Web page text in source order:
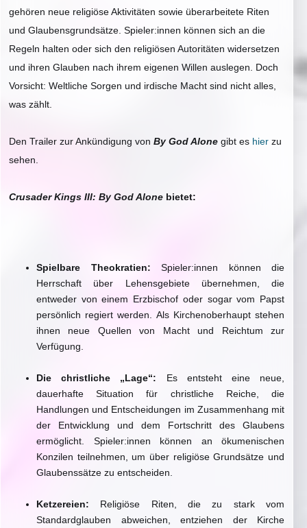
gehören neue religiöse Aktivitäten sowie überarbeitete Riten
und Glaubensgrundsätze. Spieler:innen können sich an die
Regeln halten oder sich den religiösen Autoritäten widersetzen
und ihren Glauben nach ihrem eigenen Willen auslegen. Doch
Vorsicht: Weltliche Sorgen und irdische Macht sind nicht alles,
was zählt.
Den Trailer zur Ankündigung von By God Alone gibt es hier zu
sehen.
Crusader Kings III: By God Alone bietet:
Spielbare Theokratien: Spieler:innen können die
Herrschaft über Lehensgebiete übernehmen, die
entweder von einem Erzbischof oder sogar vom Papst
persönlich regiert werden. Als Kirchenoberhaupt stehen
ihnen neue Quellen von Macht und Reichtum zur
Verfügung.
Die christliche „Lage“: Es entsteht eine neue,
dauerhafte Situation für christliche Reiche, die
Handlungen und Entscheidungen im Zusammenhang mit
der Entwicklung und dem Fortschritt des Glaubens
ermöglicht. Spieler:innen können an ökumenischen
Konzilen teilnehmen, um über religiöse Grundsätze und
Glaubenssätze zu entscheiden.
Ketzereien: Religiöse Riten, die zu stark vom
Standardglauben abweichen, entziehen der Kirche